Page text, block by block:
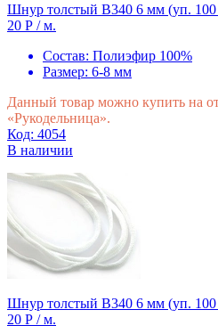
Шнур толстый В340 6 мм (уп.
20 Р / м.
Состав: Полиэфир 100%
Размер: 6-8 мм
Данный товар можно купить на
«Рукодельница».
Код: 4054
В наличии
Шнур толстый В340 6 мм (уп.
20 Р / м.